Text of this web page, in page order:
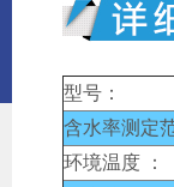
型号：
含水率测定
环境温度 ：